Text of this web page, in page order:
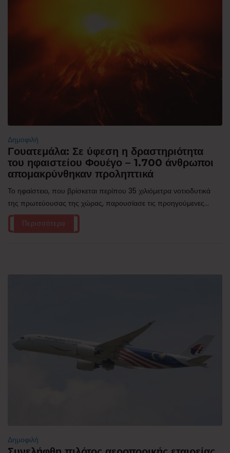
Δημοφιλή
Γουατεμάλα: Σε ύφεση η δραστηριότητα
του ηφαιστείου Φουέγο – 1.700 άνθρωποι
απομακρύνθηκαν προληπτικά
Το ηφαίστειο, που βρίσκεται περίπου 35 χιλιόμετρα νοτιοδυτικά
της πρωτεύουσας της χώρας, παρουσίασε τις προηγούμενες...
Περισσότερα
Δημοφιλή